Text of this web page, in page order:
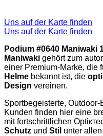
Uns auf der Karte finden
Uns auf der Karte finden
Podium #0640 Maniwaki
Maniwaki gehört zum
einer Premium-Marke, die
Helme bekannt ist, die
Design vereinen.
Sportbegeisterte,
Kunden finden hier eine
mit fortschrittlichen
Schutz und Stil unter